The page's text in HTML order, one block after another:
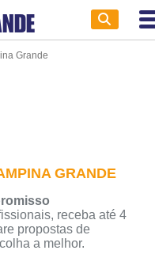
Grande
GRANDE
receba até 4
propostas de
a melhor.